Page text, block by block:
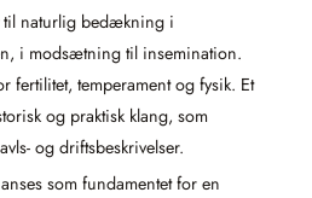
til naturlig bedækning i
i modsætning til insemination.
fertilitet, temperament og fysik. Et
og praktisk klang, som
og driftsbeskrivelser.
som fundamentet for en